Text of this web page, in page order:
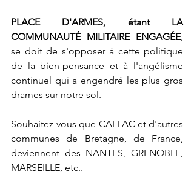
PLACE D'ARMES, étant LA
COMMUNAUTÉ MILITAIRE ENGAGÉE,
se doit de s'opposer à cette politique
de la bien-pensance et à l'angélisme
continuel qui a engendré les plus gros
drames sur notre sol.
Souhaitez-vous que CALLAC et d'autres
communes de Bretagne, de France,
deviennent des NANTES, GRENOBLE,
MARSEILLE, etc..